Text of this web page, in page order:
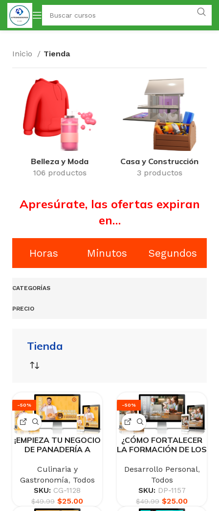
Inicio Tienda
Belleza y Moda
106 productos
Casa y Construcción
3 productos
Apresúrate, las ofertas expiran
en…
Horas Minutos Segundos
CATEGORÍAS
PRECIO
Tienda
-50%
¡EMPIEZA TU NEGOCIO
DE PANADERÍA A
Culinaria y
Gastronomía, Todos
SKU: CG-1128
$49.99 $25.00
-50%
¿CÓMO FORTALECER
LA FORMACIÓN DE LOS
CON MAGIA?
Desarrollo Personal,
Todos
SKU: DP-1157
$49.99 $25.00